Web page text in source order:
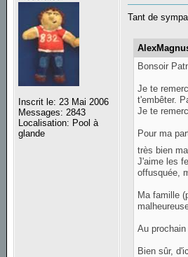
Inscrit le: 23 Mai 2006
Messages: 2843
Localisation: Pool à
glande
Tant de
Bonsoir
Je te
t'embêter.
Je te
Pour ma
très bien
J'aime les
offusquée,
Ma famille
Au
Bien sûr,